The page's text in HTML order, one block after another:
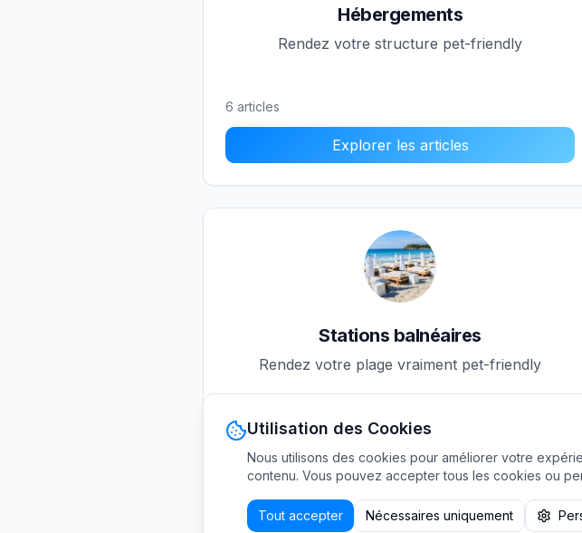
Hébergements
Rendez votre structure pet-friendly
6 articles
Explorer les articles
Stations balnéaires
Rendez votre plage vraiment pet-friendly
2 articles
Explorer les articles
Utilisation des Cookies
Nous utilisons des cookies pour améliorer votre
contenu. Vous pouvez accepter tous les cookies ou
Tout accepter Nécessaires uniquement